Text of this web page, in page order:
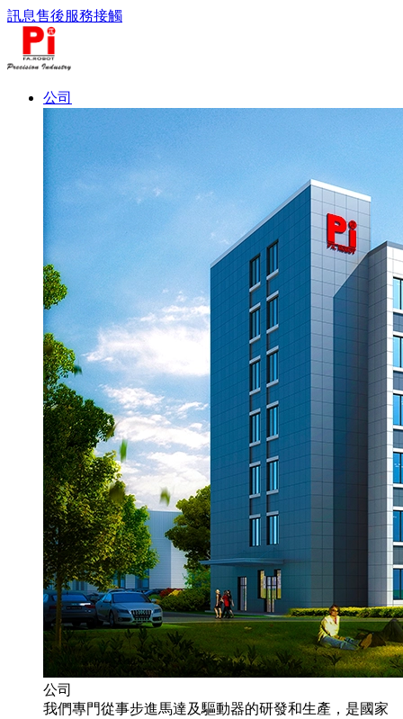
訊息售後服務接觸
公司
公司
我們專門從事步進馬達及驅動器的研發和生產，是國家